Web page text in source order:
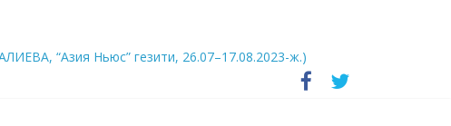
“Азия Ньюс” гезити, 26.07–17.08.2023-ж.)